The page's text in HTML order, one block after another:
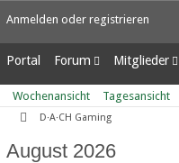
Anmelden oder registrieren
Portal Forum
Unerledigte Themen
Mitglieder
Letzte
Benutzer
Wochenansicht Tagesansicht
D·A·CH Gaming
August 2026